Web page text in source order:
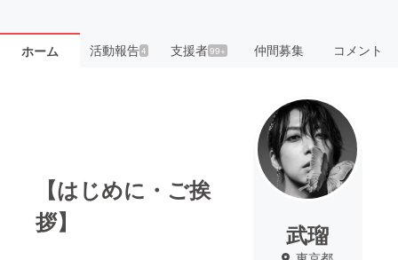
ホーム 活動報告4 支援者99+ 仲間募集 コメント
【はじめに・ご挨
拶】
武瑠